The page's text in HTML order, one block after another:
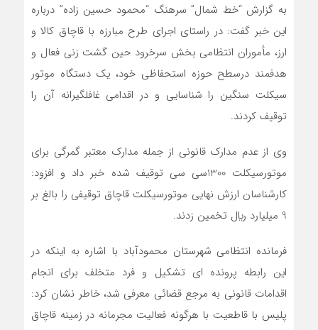
به گزارش “خط شمال” سرهنگ “محمود حسين زاده” درباره
اين خبر گفت: در راستاي اجراي طرح مبارزه با قاچاق کالا و
ارز، مأموران انتظامي بخش سرخرود حين گشت زني فعال و
هدفمند درسطح حوزه استحفاظي خود، يک دستگاه موتور
سيکلت سنگين را شناسايي و در اقدامي غافلگيرانه آن را
توقيف کردند.
وي از عدم مدارک قانوني از جمله مدارک معتبر گمرگي براي
موتورسيکلت 1300سي سي توقيف شده خبر داد و افزود:
کارشناسان ارزش نهايي موتورسيکلت قاچاق توقيفي را بالغ بر
9 ميليارد ريال تخمين زدند.
فرمانده انتظامي شهرستان محمودآباد با اشاره به اينکه در
اين رابطه پرونده اي تشکيل و فرد متخلف براي انجام
اقدامات قانوني به مرجع قضائي معرفي شد، خاطر نشان کرد:
پليس با قاطعيت با هرگونه فعاليت مجرمانه در زمينه قاچاق